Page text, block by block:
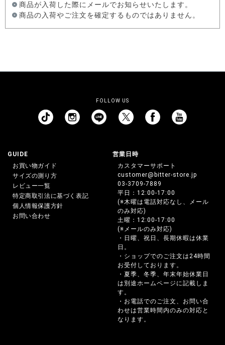
商品が入荷した際にメールでお知らせいたします。
商品の入荷やご注文を確定するものではありません。
FOLLOW US
GUIDE
お買い物ガイド
サイズの測り方
レビュー一覧
特定商取引法に基づく表記
個人情報保護方針
お問い合わせ
営業日時
カスタマーサポート
customer@bitter-store.jp
03-3709-7889
平日：12:00-17:00
(※木曜は電話対応なし、メール
のみ対応)
土曜：12:00-17:00
(※メールのみ対応)
・日曜、祝日、長期休暇は休業
日。
・ショップでのご注文は24時間
お受付しております。
・夏季、冬季、年末年始休業日
は別途ホームページに記載しま
す。
・お電話でのご注文、お問い合
わせは営業時間内のみの対応と
なります。